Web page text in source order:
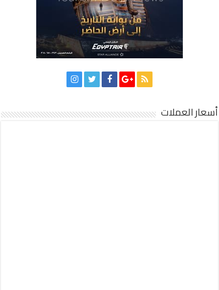
أسعار العملات